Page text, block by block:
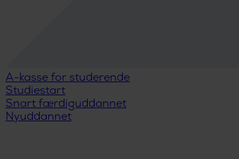
A-kasse for studerende
Studiestart
Snart færdiguddannet
Nyuddannet